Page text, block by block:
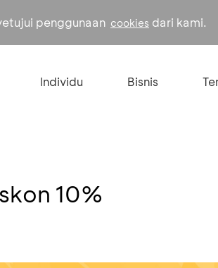
penggunaan cookies dari kami.
Individu Bisnis
10%